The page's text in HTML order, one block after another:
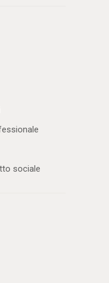
sociale